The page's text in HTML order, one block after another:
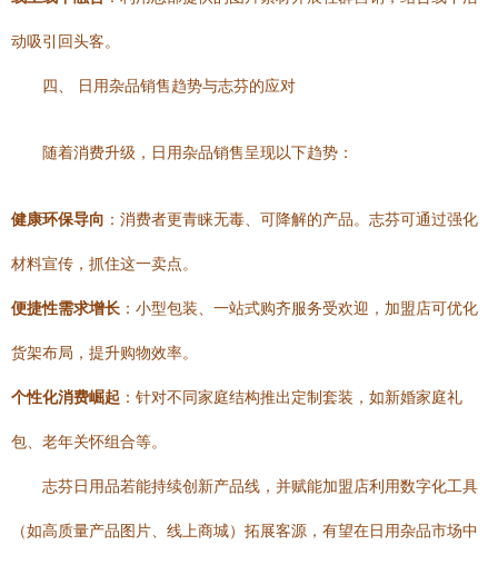
动吸引回头客。
四、 日用杂品销售趋势与志芬的应对
随着消费升级，日用杂品销售呈现以下趋势：
健康环保导向 ：消费者更青睐无毒、可降解的产品。志芬可通过强化
材料宣传，抓住这一卖点。
便捷性需求增长 ：小型包装、一站式购齐服务受欢迎，加盟店可优化
货架布局，提升购物效率。
个性化消费崛起 ：针对不同家庭结构推出定制套装，如新婚家庭礼
包、老年关怀组合等。
志芬日用品若能持续创新产品线，并赋能加盟店利用数字化工具
（如高质量产品图片、线上商城）拓展客源，有望在日用杂品市场中